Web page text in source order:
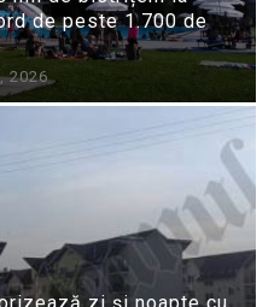
de peste 1.700 de
2026